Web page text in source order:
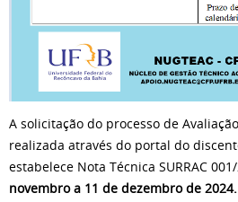
A solicitação do processo de
realizada através do portal do
estabelece Nota Técnica SURRAC
novembro a 11 de dezembro de 2024.